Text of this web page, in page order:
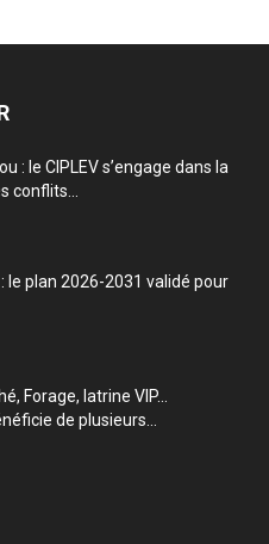
: le CIPLEV s’engage dans la
conflits...
le plan 2026-2031 validé pour
Forage, latrine VIP…
de plusieurs...